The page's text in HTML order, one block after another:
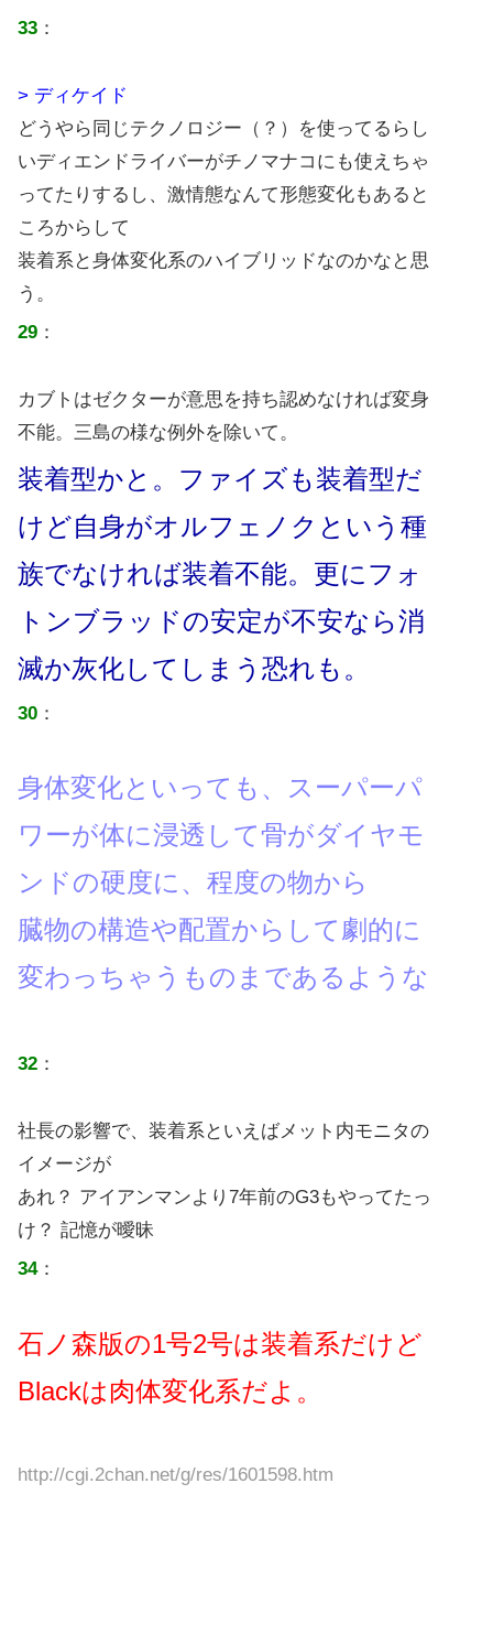
33 ：
> ディケイド
どうやら同じテクノロジー（？）を使ってるらし
いディエンドライバーがチノマナコにも使えちゃ
ってたりするし、激情態なんて形態変化もあると
ころからして
装着系と身体変化系のハイブリッドなのかなと思
う。
29 ：
カブトはゼクターが意思を持ち認めなければ変身
不能。三島の様な例外を除いて。
装着型かと。ファイズも装着型だ
けど自身がオルフェノクという種
族でなければ装着不能。更にフォ
トンブラッドの安定が不安なら消
滅か灰化してしまう恐れも。
30 ：
身体変化といっても、スーパーパ
ワーが体に浸透して骨がダイヤモ
ンドの硬度に、程度の物から
臓物の構造や配置からして劇的に
変わっちゃうものまであるような
32 ：
社長の影響で、装着系といえばメット内モニタの
イメージが
あれ？ アイアンマンより7年前のG3もやってたっ
け？ 記憶が曖昧
34：
石ノ森版の1号2号は装着系だけど
Blackは肉体変化系だよ。
http://cgi.2chan.net/g/res/1601598.htm